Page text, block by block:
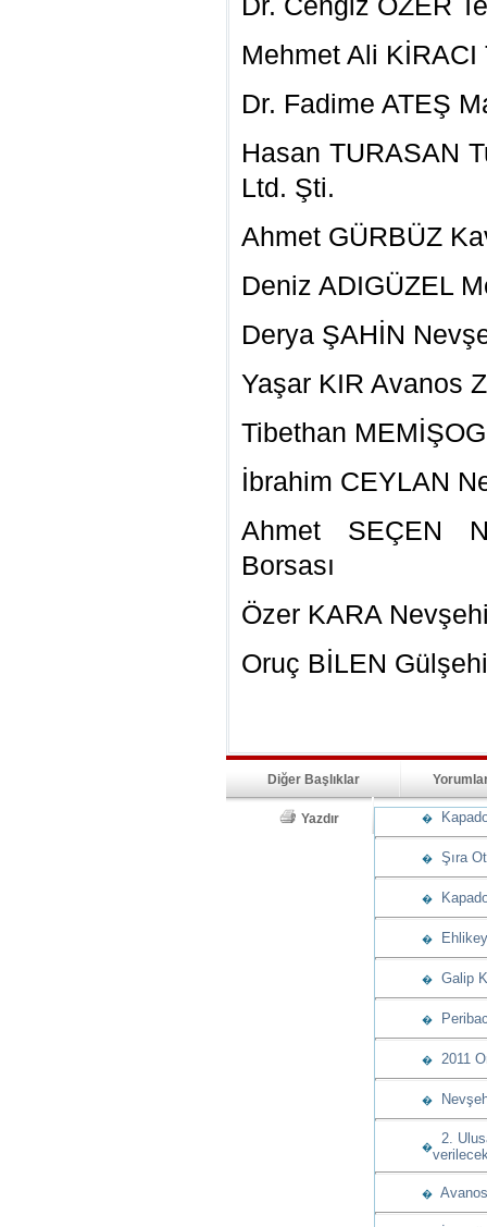
Mehmet Ali KİRACI
Dr. Fadime ATEŞ
Hasan TURASAN
Ltd. Şti.
Ahmet GÜRBÜZ
Deniz ADIGÜZEL
Derya ŞAHİN
Yaşar KIR Avanos
Tibethan
İbrahim CEYLAN
Ahmet SEÇEN
Borsası
Özer KARA
Oruç BİLEN
Diğer Başlıklar
Yazdır �
� Şıra
�
�
� Galip
�
� 2011
�
�
2.
�